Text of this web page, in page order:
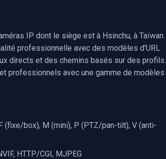
IP dont le siège est à Hsinchu, à Taïwan.
professionnelle avec des modèles d'URL
directs et des chemins basés sur des profils.
professionnels avec une gamme de modèles
(fixe/box), M (mini), P (PTZ/pan-tilt), V (anti-
HTTP/CGI, MJPEG